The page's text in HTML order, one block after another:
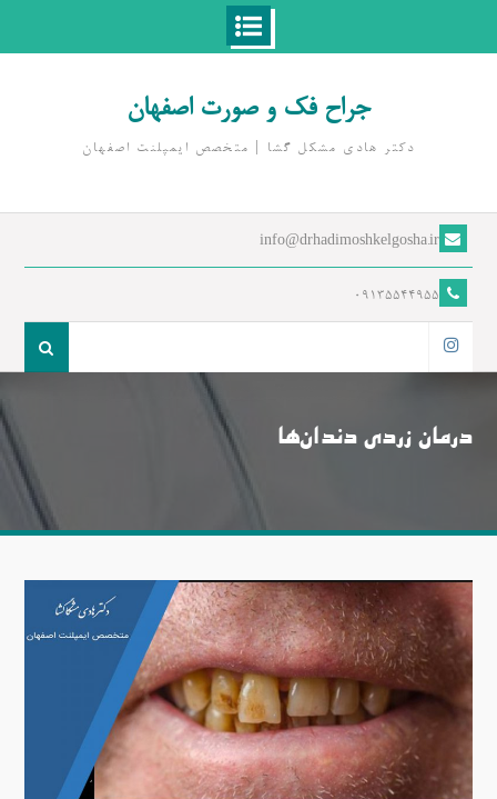
جراح فک و صورت اصفهان
دکتر هادی مشکل گشا | متخصص ايمپلنت اصفهان
info@drhadimoshkelgosha.ir
09135544955
درمان زردی دندان‌ها